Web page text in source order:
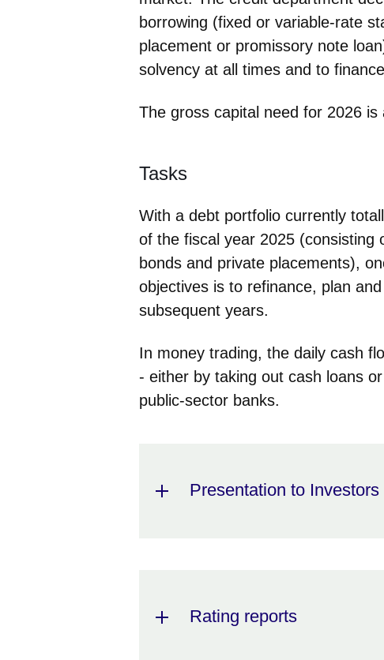
borrowing (fixed or variable-rate
placement or promissory note
solvency at all times and to
The gross capital need for 2026
Tasks
With a debt portfolio currently
of the fiscal year 2025
bonds and private placements),
objectives is to refinance, plan
subsequent years.
In money trading, the daily cash
- either by taking out cash loans
public-sector banks.
Presentation to Investors
Rating reports